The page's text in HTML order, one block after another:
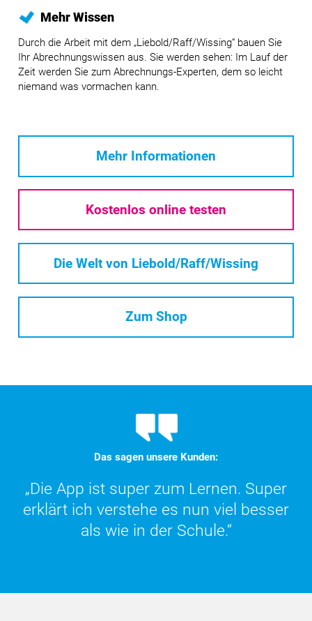
Mehr Wissen
Durch die Arbeit mit dem „Liebold/Raff/Wissing“ bauen Sie
Ihr Abrechnungswissen aus. Sie werden sehen: Im Lauf der
Zeit werden Sie zum Abrechnungs-Experten, dem so leicht
niemand was vormachen kann.
Mehr Informationen
Kostenlos online testen
Die Welt von Liebold/Raff/Wissing
Zum Shop
Das sagen unsere Kunden:
„DER Online-Kommentar ist wirklich
praktisch und super übersichtlich. Eine
große Hilfe!“
„Die App ist super zum Lernen. Super
erklärt ich verstehe es nun viel besser
als wie in der Schule.“